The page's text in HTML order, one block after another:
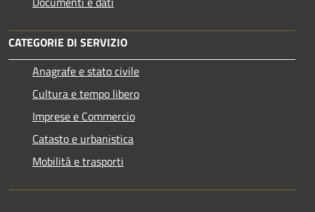
CATEGORIE DI SERVIZIO
Anagrafe e stato civile
Cultura e tempo libero
Imprese e Commercio
Catasto e urbanistica
Mobilità e trasporti